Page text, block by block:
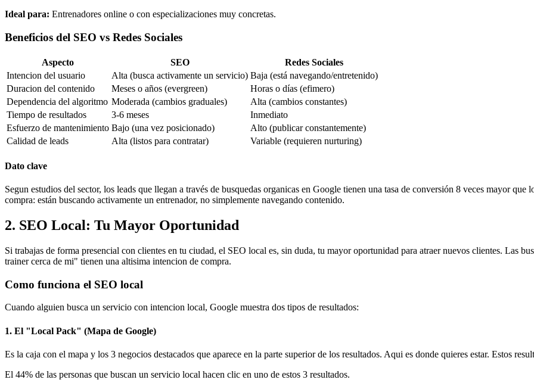
Ideal para: Entrenadores online o con especializaciones muy concretas.
Beneficios del SEO vs Redes Sociales
Aspecto SEO
Redes Sociales
Intencion del usuario
Alta (busca activamente un servicio) Baja (está navegando/entretenido)
Duracion del contenido
Meses o años (evergreen)
Horas o días (efimero)
Dependencia del algoritmo Moderada (cambios graduales)
Alta (cambios constantes)
Tiempo de resultados
3-6 meses
Inmediato
Esfuerzo de mantenimiento Bajo (una vez posicionado)
Alto (publicar constantemente)
Calidad de leads
Alta (listos para contratar) Variable (requieren nurturing)
Dato clave
Segun estudios del sector, los leads que llegan a través de busquedas organicas en Google tienen una tasa de conversión 8 veces mayor que
compra: están buscando activamente un entrenador, no simplemente navegando contenido.
2. SEO Local: Tu Mayor Oportunidad
Si trabajas de forma presencial con clientes en tu ciudad, el SEO local es, sin duda, tu mayor oportunidad para atraer nuevos clientes. Las
trainer cerca de mi" tienen una altisima intencion de compra.
Como funciona el SEO local
Cuando alguien busca un servicio con intencion local, Google muestra dos tipos de resultados:
1. El "Local Pack" (Mapa de Google)
Es la caja con el mapa y los 3 negocios destacados que aparece en la parte superior de los resultados. Aqui es donde quieres estar. Estos
El 44% de las personas que buscan un servicio local hacen clic en uno de estos 3 resultados.